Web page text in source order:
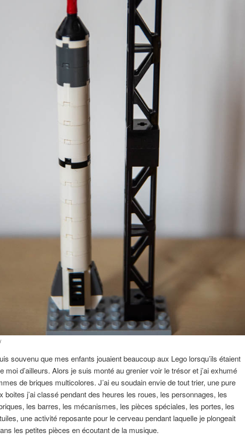
souvenu que mes enfants jouaient beaucoup aux Lego lorsqu’ils étaient
moi d’ailleurs. Alors je suis monté au grenier voir le trésor et j’ai exhumé
de briques multicolores. J’ai eu soudain envie de tout trier, une pure
boites j’ai classé pendant des heures les roues, les personnages, les
les barres, les mécanismes, les pièces spéciales, les portes, les
une activité reposante pour le cerveau pendant laquelle je plongeait
les petites pièces en écoutant de la musique.